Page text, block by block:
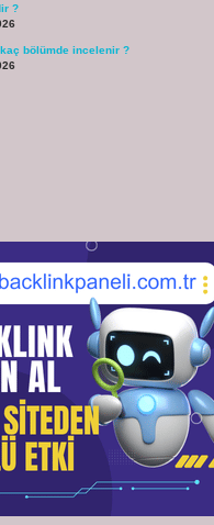
?
bölümde incelenir ?